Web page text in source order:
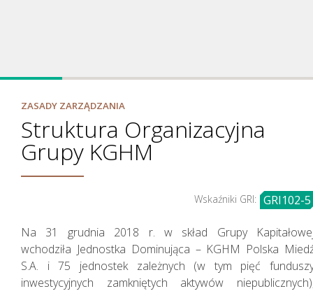
Jak tworzymy wartość
ZASADY ZARZĄDZANIA
Struktura Organizacyjna
Grupy KGHM
Wskaźniki GRI: GRI102-5
Na 31 grudnia 2018 r. w skład Grupy
wchodziła Jednostka Dominująca – KGHM Polska
S.A. i 75 jednostek zależnych (w tym pięć
inwestycyjnych zamkniętych aktywów